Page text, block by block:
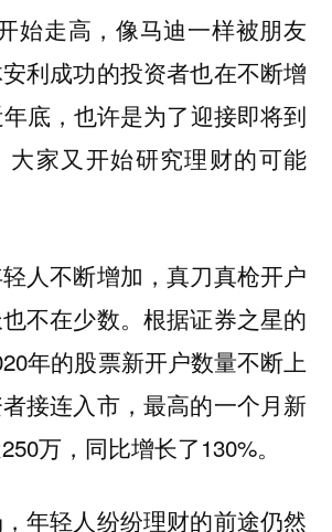
始走高，像马迪一样被朋友
利成功的投资者也在不断增
底，也许是为了迎接即将到
大家又开始研究理财的可能
人不断增加，真刀真枪开户
不在少数。根据证券之星的
年的股票新开户数量不断上
接连入市，最高的一个月新
万，同比增长了130%。
年轻人纷纷理财的前途仍然